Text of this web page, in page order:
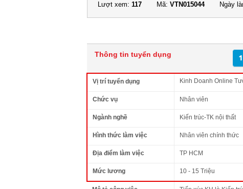
Lượt xem: 117 Mã: VTN015044 Ngày
Thông tin tuyển dụng
Vị trí tuyển dụng Kinh Doanh Online
Chức vụ Nhân viên
Ngành nghề Kiến trúc-TK nội thất
Hình thức làm việc Nhân viên chính thức
Địa điểm làm việc TP HCM
Mức lương 10 - 15 Triệu